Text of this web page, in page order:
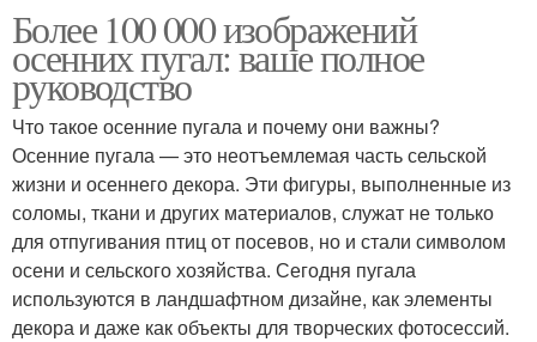
Более 100 000 изображений
осенних пугал: ваше полное
руководство
Что такое осенние пугала и почему они важны?
Осенние пугала — это неотъемлемая часть сельской
жизни и осеннего декора. Эти фигуры, выполненные из
соломы, ткани и других материалов, служат не только
для отпугивания птиц от посевов, но и стали символом
осени и сельского хозяйства. Сегодня пугала
используются в ландшафтном дизайне, как элементы
декора и даже как объекты для творческих фотосессий.